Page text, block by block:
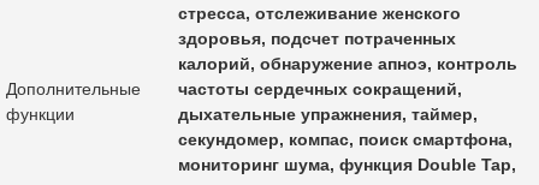
Дополнительные
функции
стресса, отслеживание женского
здоровья, подсчет потраченных
калорий, обнаружение апноэ, контроль
частоты сердечных сокращений,
дыхательные упражнения, таймер,
секундомер, компас, поиск смартфона,
мониторинг шума, функция Double Tap,